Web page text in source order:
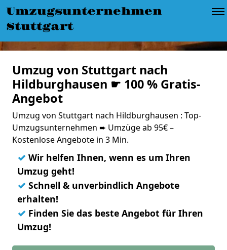
Umzugsunternehmen
Stuttgart
Umzug von Stuttgart nach
Hildburghausen ☛ 100 % Gratis-
Angebot
Umzug von Stuttgart nach Hildburghausen : Top-
Umzugsunternehmen ➨ Umzüge ab 95€ –
Kostenlose Angebote in 3 Min.
✓ Wir helfen Ihnen, wenn es um Ihren
Umzug geht!
✓ Schnell & unverbindlich Angebote
erhalten!
✓ Finden Sie das beste Angebot für Ihren
Umzug!